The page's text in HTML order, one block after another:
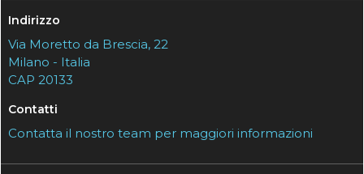
Indirizzo
Via Moretto da Brescia, 22
Milano - Italia
CAP 20133
Contatti
Contatta il nostro team per maggiori informazioni